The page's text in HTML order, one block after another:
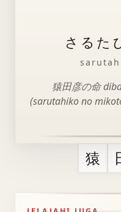
さるた
猿田彦の命
(sarutahiko no
猿